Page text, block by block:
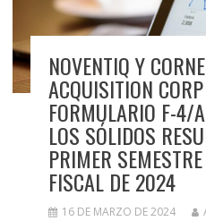
NOVENTIQ Y
ACQUISITION
FORMULARIO F-4/
LOS SÓLIDOS
PRIMER
FISCAL DE 2024
16 DE MARZO DE 2024